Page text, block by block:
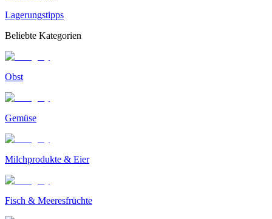
Lagerungstipps
Beliebte Kategorien
Obst
Gemüse
Milchprodukte & Eier
Fisch & Meeresfrüchte